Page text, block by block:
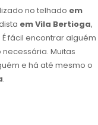
no telhado em
em Vila Bertioga,
fácil encontrar alguém
Muitas
e há até mesmo o
.